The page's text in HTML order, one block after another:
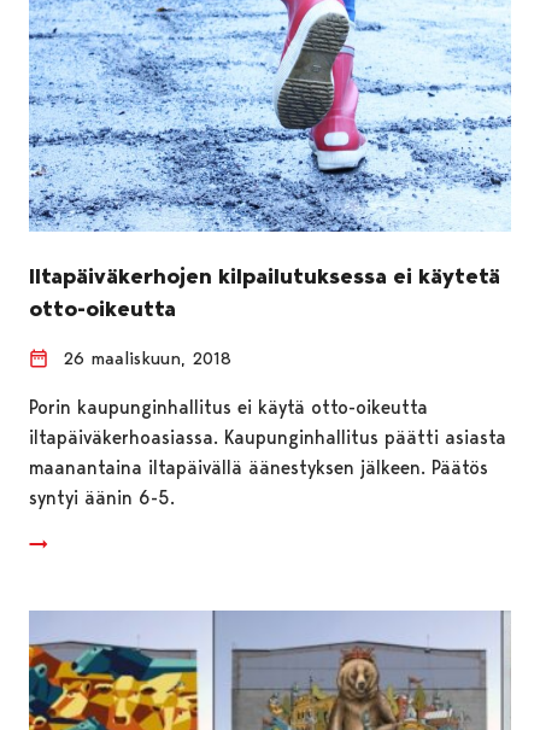
Iltapäiväkerhojen kilpailutuksessa ei käytetä
otto-oikeutta
26 maaliskuun, 2018
Porin kaupunginhallitus ei käytä otto-oikeutta
iltapäiväkerhoasiassa. Kaupunginhallitus päätti asiasta
maanantaina iltapäivällä äänestyksen jälkeen. Päätös
syntyi äänin 6-5.